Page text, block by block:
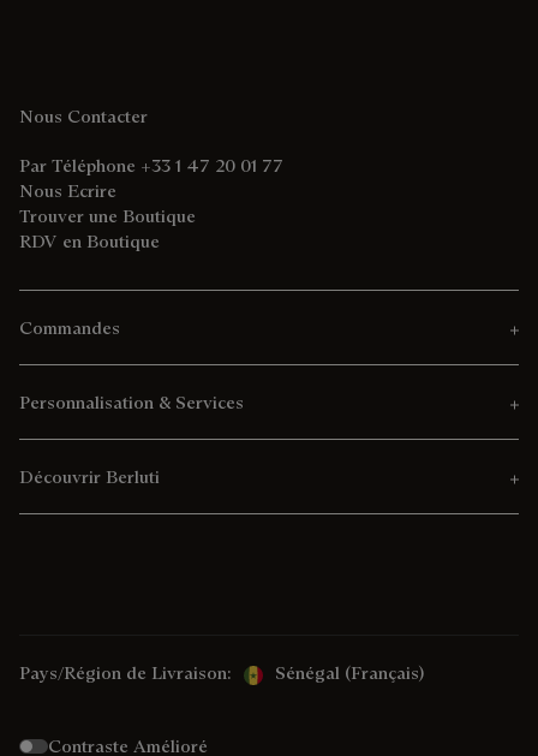
Nous Contacter
Par Téléphone +33 1 47 20 01 77
Nous Ecrire
Trouver une Boutique
RDV en Boutique
Commandes
Personnalisation & Services
Découvrir Berluti
Pays/Région de Livraison: Sénégal (français)
Contraste Amélioré